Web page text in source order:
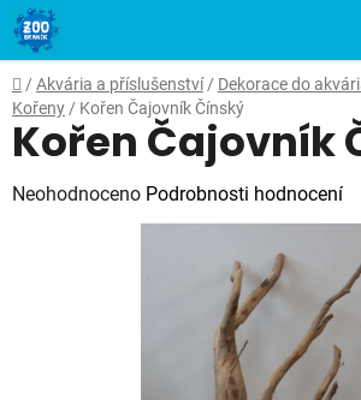
Přejít
na
obsah
Domů
/ Akvária a příslušenství / Dekorace do
Kořeny / Kořen Čajovník Čínský
Kořen Čajovník
Průměrné
Neohodnoceno Podrobnosti hodnocení